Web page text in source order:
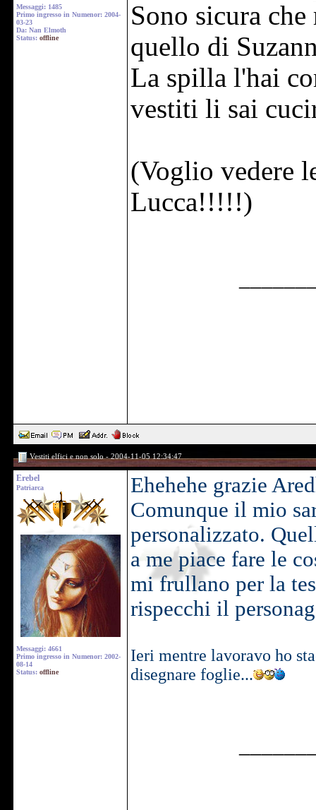
Messaggi: 1485
Primo ingresso in Numenor: 2004-
03-23
Da: Nan Elmoth
Status: offline
Sono sicura
quello di
La spilla l'hai
vestiti li sai
(Voglio vedere
Lucca!!!!!)
Vestiti elfici e non solo - 2004-11-05 12:34:47
Erebel
Patriarca
Messaggi: 4661
Primo ingresso in Numenor: 2002-
08-14
Status: offline
Ehehehe grazie
Comunque il mio
personalizzato.
a me piace fare le
mi frullano per la
rispecchi il
Ieri mentre lavoravo ho
disegnare foglie...